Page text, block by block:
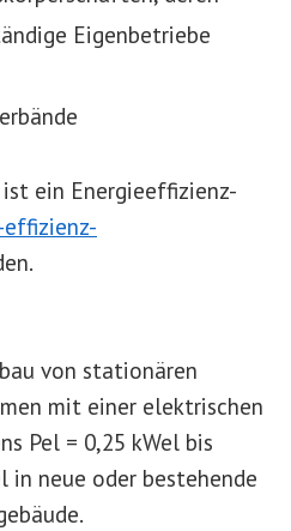
Eigenbetriebe
ein Energieeffizienz-
von stationären
mit einer elektrischen
Pel = 0,25 kWel bis
in neue oder bestehende